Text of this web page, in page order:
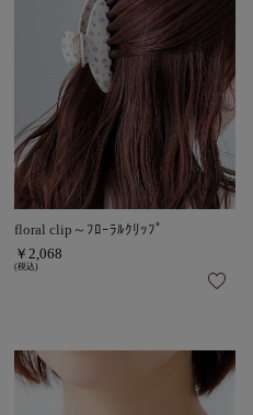
floral clip～ﾌﾛｰﾗﾙｸﾘｯﾌﾟ
￥2,068
(税込)